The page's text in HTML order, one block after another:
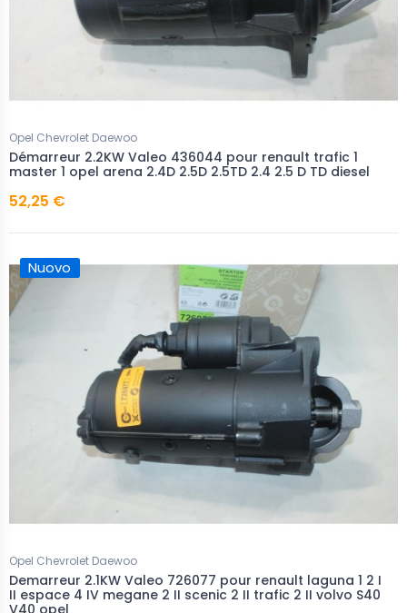
Opel Chevrolet Daewoo
Démarreur 2.2KW Valeo 436044 pour renault trafic 1
master 1 opel arena 2.4D 2.5D 2.5TD 2.4 2.5 D TD diesel
52,25 €
Nuovo
Opel Chevrolet Daewoo
Demarreur 2.1KW Valeo 726077 pour renault laguna 1 2 I
II espace 4 IV megane 2 II scenic 2 II trafic 2 II volvo S40
V40 opel